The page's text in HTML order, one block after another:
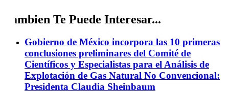
Tambien Te Puede Interesar...
Gobierno de México incorpora las 10 primeras
conclusiones preliminares del Comité de
Científicos y Especialistas para el Análisis de
Explotación de Gas Natural No Convencional:
Presidenta Claudia Sheinbaum